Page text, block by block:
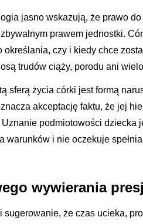
jasno wskazują, że prawo
prawem jednostki.
określania, czy i kiedy chce
trudów ciąży, porodu ani
sferą życia córki jest formą
akceptację faktu, że jej
podmiotowości dziecka
warunków i nie oczekuje
wywierania
sugerowanie, że czas ucieka,